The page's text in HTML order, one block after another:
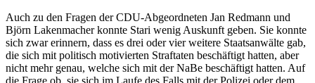
Auch zu den Fragen der CDU-Abgeordneten Jan Redmann und
Björn Lakenmacher konnte Stari wenig Auskunft geben. Sie konnte
sich zwar erinnern, dass es drei oder vier weitere Staatsanwälte gab,
die sich mit politisch motivierten Straftaten beschäftigt hatten, aber
nicht mehr genau, welche sich mit der NaBe beschäftigt hatten. Auf
die Frage ob, sie sich im Laufe des Falls mit der Polizei oder dem